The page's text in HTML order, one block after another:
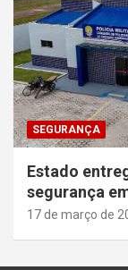
SEGURANÇA
Estado
segurança
17 de março de